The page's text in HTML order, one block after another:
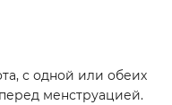
с одной или обеих
менструацией.